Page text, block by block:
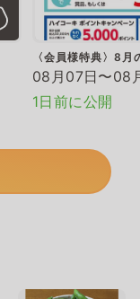
〈会員様特典〉8
08月07日〜08
1日前に公開